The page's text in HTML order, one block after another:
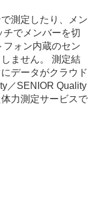
測定したり、メン
でメンバーを切
フォン内蔵のセン
ません。 測定結
データがクラウド
／SENIOR Quality
力測定サービスで